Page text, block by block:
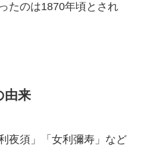
たのは1870年頃とされ
由来
夜須」「女利彌寿」など